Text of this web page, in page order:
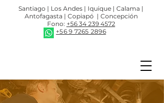
Santiago | Los Andes | Iquique | Calama |
Antofagasta | Copiapó | Concepción
Fono: +56 34 239 4572
+56 9 7265 2896